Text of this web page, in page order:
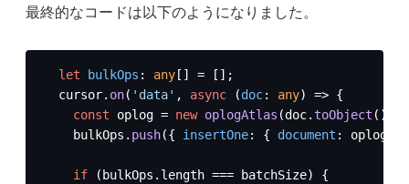
最終的なコードは以下のようになりました。
let bulkOps : any [] = [];
  cursor.
on( 'data' , async (doc: any) => {
const oplog = new oplogAtlas (doc.toObject ());
    bulkOps.
push({ insertOne: { document : oplog
if (bulkOps. length === batchSize) {